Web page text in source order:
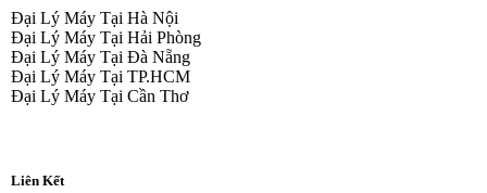
Đại Lý Máy Tại Hà Nội
Đại Lý Máy Tại Hải Phòng
Đại Lý Máy Tại Đà Nẵng
Đại Lý Máy Tại TP.HCM
Đại Lý Máy Tại Cần Thơ
Liên Kết